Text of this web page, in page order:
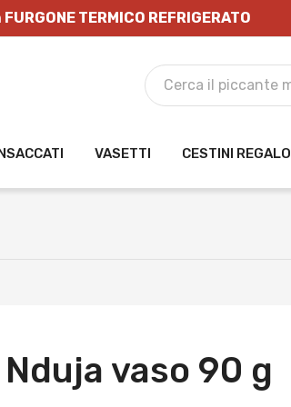
TERMICO REFRIGERATO
VASETTI CESTINI REGALO
Nduja vaso 90 g